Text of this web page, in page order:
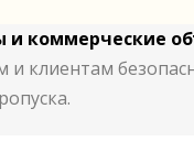
коммерческие
клиентам